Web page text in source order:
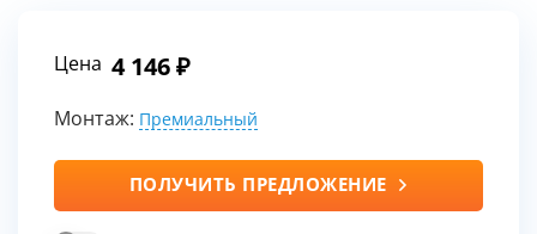
Цена 4 146
Монтаж: Премиальный
ПОЛУЧИТЬ ПРЕДЛОЖЕНИЕ